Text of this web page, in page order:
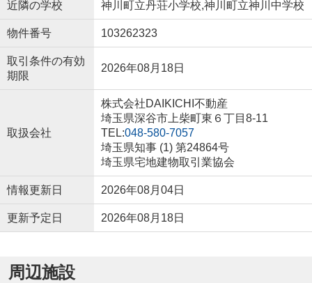
近隣の学校 神川町立丹荘小学校,神川町立神川中学校
物件番号 103262323
取引条件の有効
期限
2026年08月18日
取扱会社
株式会社DAIKICHI不動産
埼玉県深谷市上柴町東６丁目8-11
TEL:048-580-7057
埼玉県知事 (1) 第24864号
埼玉県宅地建物取引業協会
情報更新日 2026年08月04日
更新予定日 2026年08月18日
周辺施設